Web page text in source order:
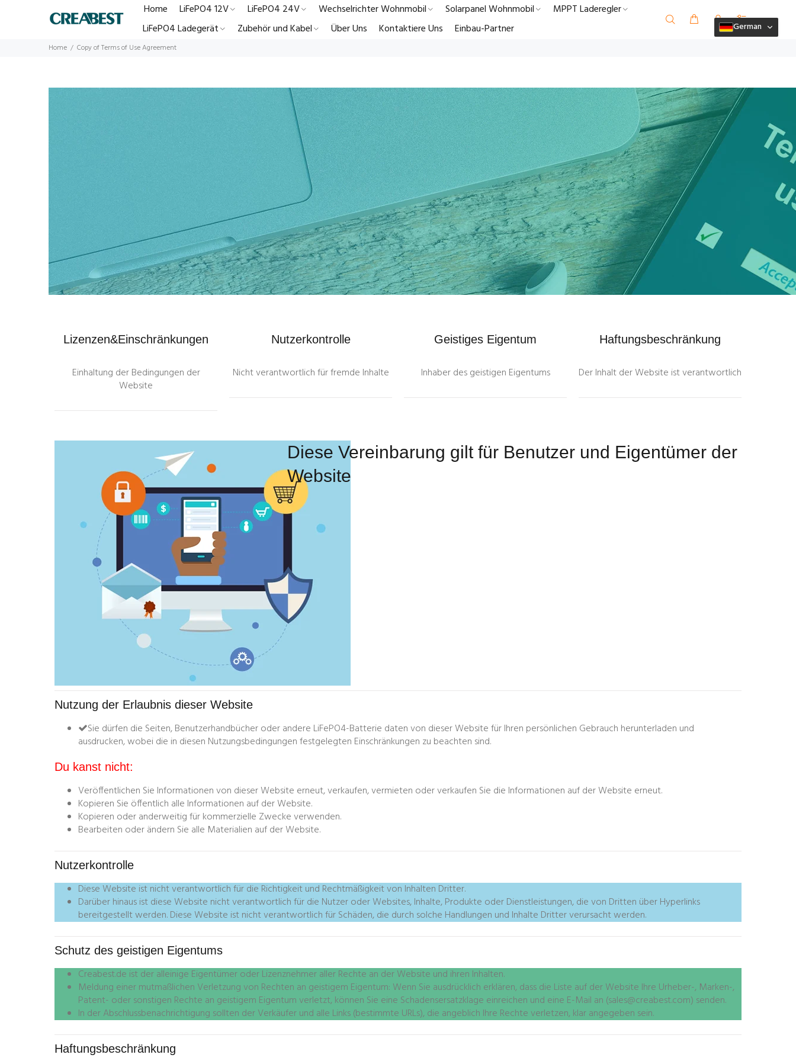
Home LiFePO4 12V LiFePO4 24V Wechselrichter Wohnmobil Solarpanel Wohnmobil
MPPT Laderegler
LiFePO4 Ladegerät
Zubehör und Kabel Über Uns Kontaktiere Uns Einbau-Partner
Home Copy of Terms of Use Agreement
Lizenzen&Einschränkungen
Einhaltung der Bedingungen der
Website
Nutzerkontrolle
Nicht verantwortlich für fremde Inhalte
Geistiges Eigentum
Inhaber des geistigen Eigentums
Haftungsbeschränkung
Der Inhalt der Website ist verantwortlich
Diese Vereinbarung gilt für Benutzer und Eigentümer der
Website
Nutzung der Erlaubnis dieser Website
Sie dürfen die Seiten, Benutzerhandbücher oder andere LiFePO4-Batterie daten von dieser Website für Ihren persönlichen Gebrauch herunterladen und
ausdrucken, wobei die in diesen Nutzungsbedingungen festgelegten Einschränkungen zu beachten sind.
Du kanst nicht:
Veröffentlichen Sie Informationen von dieser Website erneut, verkaufen, vermieten oder verkaufen Sie die Informationen auf der Website erneut.
Kopieren Sie öffentlich alle Informationen auf der Website.
Kopieren oder anderweitig für kommerzielle Zwecke verwenden.
Bearbeiten oder ändern Sie alle Materialien auf der Website.
Nutzerkontrolle
Diese Website ist nicht verantwortlich für die Richtigkeit und Rechtmäßigkeit von Inhalten Dritter.
Darüber hinaus ist diese Website nicht verantwortlich für die Nutzer oder Websites, Inhalte, Produkte oder Dienstleistungen, die von Dritten über Hyperlinks
bereitgestellt werden. Diese Website ist nicht verantwortlich für Schäden, die durch solche Handlungen und Inhalte Dritter verursacht werden.
Schutz des geistigen Eigentums
Creabest.de ist der alleinige Eigentümer oder Lizenznehmer aller Rechte an der Website und ihren Inhalten.
Meldung einer mutmaßlichen Verletzung von Rechten an geistigem Eigentum: Wenn Sie ausdrücklich erklären, dass die Liste auf der Website Ihre Urheber-, Marken-,
Patent- oder sonstigen Rechte an geistigem Eigentum verletzt, können Sie eine Schadensersatzklage einreichen und eine E-Mail an (sales@creabest.com) senden.
In der Abschlussbenachrichtigung sollten der Verkäufer und alle Links (bestimmte URLs), die angeblich Ihre Rechte verletzen, klar angegeben sein.
Haftungsbeschränkung
German